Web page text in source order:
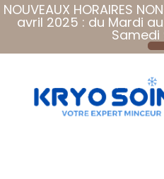
NOUVEAUX HORAIRES
avril 2025 : du Mardi
Samedi